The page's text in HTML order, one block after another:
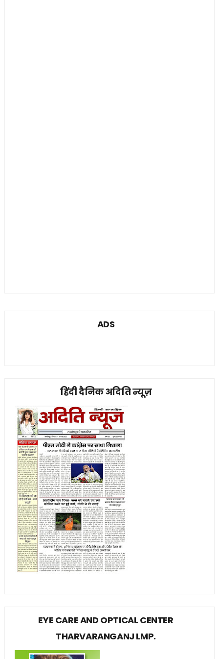
ADS
हिंदी दैनिक अदिति न्यूज़
EYE CARE AND OPTICAL CENTER
THARVARANGANJ LMP.